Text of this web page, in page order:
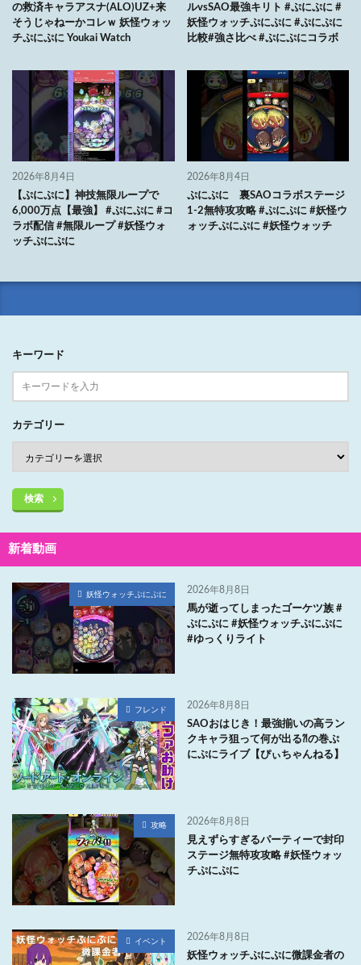
の救済キャラアスナ(ALO)UZ+来
そうじゃねーかコレｗ 妖怪ウォッ
チぷにぷに Youkai Watch
ルvsSAO最強キリト #ぷにぷに #
妖怪ウォッチぷにぷに #ぷにぷに
比較#強さ比べ #ぷにぷにコラボ
2026年8月4日
【ぷにぷに】神技無限ループで
6,000万点【最強】 #ぷにぷに #コ
ラボ配信 #無限ループ #妖怪ウォ
ッチぷにぷに
2026年8月4日
ぷにぷに 裏SAOコラボステージ
1-2無特攻攻略 #ぷにぷに #妖怪ウ
ォッチぷにぷに #妖怪ウォッチ
キーワード
カテゴリー
検索
新着動画
妖怪ウォッチぷにぷに 2026年8月8日
馬が逝ってしまったゴーケツ族 #
ぷにぷに #妖怪ウォッチぷにぷに
#ゆっくりライト
フレンド 2026年8月8日
SAOおはじき！最強揃いの高ラン
クキャラ狙って何が出る⁈の巻ぷ
にぷにライブ【ぴぃちゃんねる】
攻略 2026年8月8日
見えずらすぎるパーティーで封印
ステージ無特攻攻略 #妖怪ウォッ
チぷにぷに
イベント 2026年8月8日
妖怪ウォッチぷにぷに微課金者の